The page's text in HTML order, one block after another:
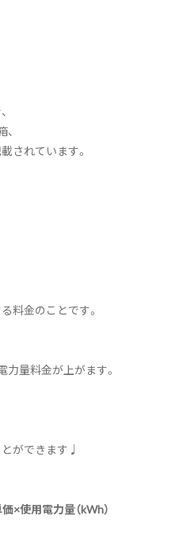
されています。
料金のことです。
力量料金が上がます。
ができます♩
×使用電力量（kWh）